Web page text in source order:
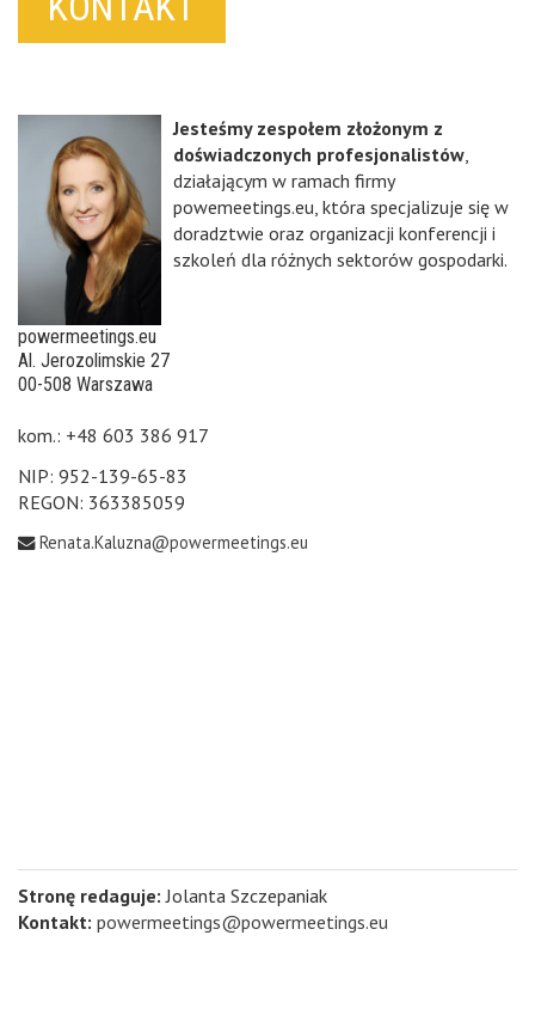
Jesteśmy zespołem złożonym z
doświadczonych profesjonalistów,
działającym w ramach firmy
powemeetings.eu, która specjalizuje się w
doradztwie oraz organizacji konferencji i
szkoleń dla różnych sektorów gospodarki.
powermeetings.eu
Al. Jerozolimskie 27
00-508 Warszawa
kom.: +48 603 386 917
NIP: 952-139-65-83
REGON: 363385059
Renata.Kaluzna@powermeetings.eu
Stronę redaguje: Jolanta Szczepaniak
Kontakt: powermeetings@powermeetings.eu